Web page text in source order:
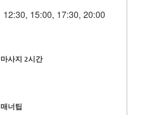
12:30, 15:00, 17:30, 20:00
마사지 2시간
매너팁